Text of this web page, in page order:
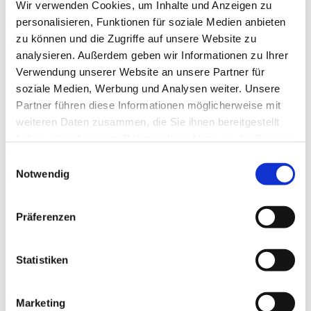
Wir verwenden Cookies, um Inhalte und Anzeigen zu
personalisieren, Funktionen für soziale Medien anbieten
zu können und die Zugriffe auf unsere Website zu
analysieren. Außerdem geben wir Informationen zu Ihrer
Verwendung unserer Website an unsere Partner für
soziale Medien, Werbung und Analysen weiter. Unsere
Partner führen diese Informationen möglicherweise mit
weiteren Daten zusammen, die Sie ihnen bereitgestellt
Notwendig
Präferenzen
Statistiken
Marketing
/ 11:50 Mittagspause
/ 12:30 – 13:30 Leistungssport in sportkardiologischen
Graubereichen
Nach akutem Koronarsyndrom – Scharhag (A)
Kardiomyopathien – Halle (D)
Ventrikuläre Arrhythmien, Sport mit Devices –
Niederseer (CH)
/ 13:50 – 14:50 Digitale Sportkardiologie
Sareban (A)
Digitale Unterstützung bei der Trainingssteuerung –
Kardiologische Telemedizin: Aktueller Status –
Altenberger (A)